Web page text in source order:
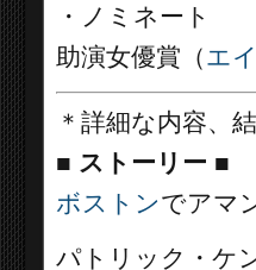
・ノミネート
助演女優賞（エ
＊詳細な内容、
■ ストーリー ■
ボストンでアマ
パトリック・ケ